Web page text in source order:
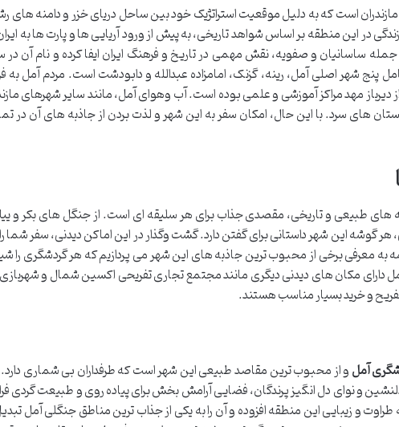
است که به دلیل موقعیت استراتژیک خود بین ساحل دریای خزر و دامنه های
در این منطقه بر اساس شواهد تاریخی، به پیش از ورود آریایی ها و پارت ها به
ساسانیان و صفویه، نقش مهمی در تاریخ و فرهنگ ایران ایفا کرده و نام آن
شهر اصلی آمل، رینه، گزنک، امامزاده عبدالله و دابودشت است. مردم آمل
دیرباز مهد مراکز آموزشی و علمی بوده است. آب وهوای آمل، مانند سایر شهرهای
های سرد. با این حال، امکان سفر به این شهر و لذت بردن از جاذبه های آن در
های طبیعی و تاریخی، مقصدی جذاب برای هر سلیقه ای است. از جنگل های بکر و
هر گوشه این شهر داستانی برای گفتن دارد. گشت وگذار در این اماکن دیدنی، سفر شما
به معرفی برخی از محبوب ترین جاذبه های این شهر می پردازیم که هر گردشگری را
دارای مکان های دیدنی دیگری مانند مجتمع تجاری تفریحی اکسین شمال و
و خرید بسیار مناسب هستند.
آملو از محبوب ترین مقاصد طبیعی این شهر است که طرفداران بی شماری
و نوای دل انگیز پرندگان، فضایی آرامش بخش برای پیاده روی و طبیعت گردی
و زیبایی این منطقه افزوده و آن را به یکی از جذاب ترین مناطق جنگلی آمل